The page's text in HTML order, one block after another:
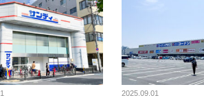
2025.09.01